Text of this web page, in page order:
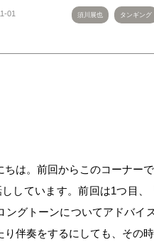
01 須川展也 タンギング
ちは。前回からこのコーナー
ししています。前回は1つ目
ングトーンについてアドバイ
り伴奏をするにしても、その